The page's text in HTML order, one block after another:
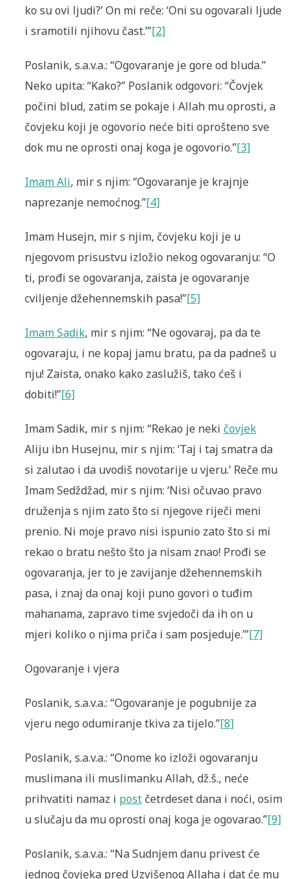
ko su ovi ljudi?’ On mi reče: ‘Oni su ogovarali ljude
i sramotili njihovu čast.’”[2]
Poslanik, s.a.v.a.: “Ogovaranje je gore od bluda.”
Neko upita: “Kako?” Poslanik odgovori: “Čovjek
počini blud, zatim se pokaje i Allah mu oprosti, a
čovjeku koji je ogovorio neće biti oprošteno sve
dok mu ne oprosti onaj koga je ogovorio.”[3]
Imam Ali, mir s njim: “Ogovaranje je krajnje
naprezanje nemoćnog.”[4]
Imam Husejn, mir s njim, čovjeku koji je u
njegovom prisustvu izložio ne­kog ogovaranju: “O
ti, prođi se ogovaranja, zaista je ogovaranje
cviljenje džehennemskih pasa!”[5]
Imam Sadik, mir s njim: “Ne ogovaraj, pa da te
ogovaraju, i ne kopaj jamu bratu, pa da padneš u
nju! Zaista, onako kako zaslužiš, tako ćeš i
dobiti!”[6]
Imam Sadik, mir s njim: “Rekao je neki čovjek
Aliju ibn Huse­jnu, mir s njim: ‘Taj i taj smatra da
si zalutao i da uvodiš novo­tarije u vjeru.’ Reče mu
Imam Sedždžad, mir s njim: ‘Nisi očuvao pravo
druženja s njim zato što si njegove ri­ječi meni
prenio. Ni moje pravo nisi ispunio zato što si mi
rekao o bratu nešto što ja ni­sam znao! Prođi se
ogovaranja, jer to je zavijanje džehennemskih
pasa, i znaj da onaj koji puno govori o tuđim
mahanama, zapravo time svjedoči da ih on u
mjeri koliko o njima priča i sam posjeduje.’”[7]
Ogovaranje i vjera
Poslanik, s.a.v.a.: “Ogovaranje je pogubnije za
vjeru nego odumiranje tkiva za ti­jelo.”[8]
Poslanik, s.a.v.a.: “Onome ko izloži ogovaranju
muslimana ili muslimanku Allah, dž.š., neće
prihvatiti namaz i postčetrdeset dana i noći, osim
u slučaju da mu oprosti onaj koga je ogovarao.”[9]
Poslanik, s.a.v.a.: “Na Sudnjem danu privest će
jednog čovjeka pred Uz­višenog Allaha i dat će mu